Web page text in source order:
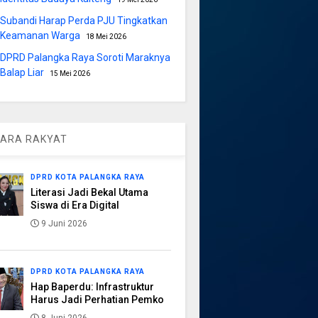
Subandi Harap Perda PJU Tingkatkan
Keamanan Warga
18 Mei 2026
DPRD Palangka Raya Soroti Maraknya
Balap Liar
15 Mei 2026
RAKYAT
DPRD KOTA PALANGKA RAYA
Literasi Jadi Bekal Utama
Siswa di Era Digital
9 Juni 2026
DPRD KOTA PALANGKA RAYA
Hap Baperdu: Infrastruktur
Harus Jadi Perhatian Pemko